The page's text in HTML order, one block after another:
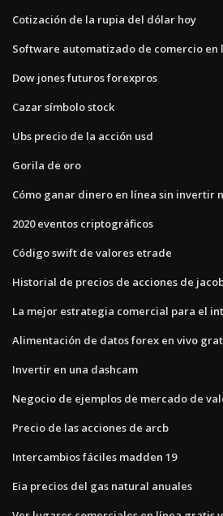
Cotización de la rupia del dólar hoy
Software automatizado de comercio en
Dow jones futuros forexpros
Cazar símbolo stock
Ubs precio de la acción usd
Gorila de oro
Cómo ganar dinero en línea sin invertir
2020 eventos criptográficos
Código swift de valores etrade
Historial de precios de acciones de
La mejor estrategia comercial para el
Alimentación de datos forex en vivo
Invertir en una dashcam
Negocio de ejemplos de mercado de
Precio de las acciones de arcb
Intercambios fáciles madden 19
Eia precios del gas natural anuales